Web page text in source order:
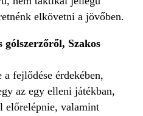
elkövetni a jövőben.
gólszerzőről, Szakos
fejlődése érdekében,
az egy elleni játékban,
előrelépnie, valamint